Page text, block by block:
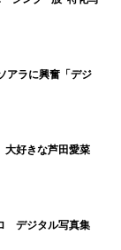
オーディショ
にするってや
最近は多数決
アラに興奮「デジ
大好きな芦田愛菜
デジタル写真集